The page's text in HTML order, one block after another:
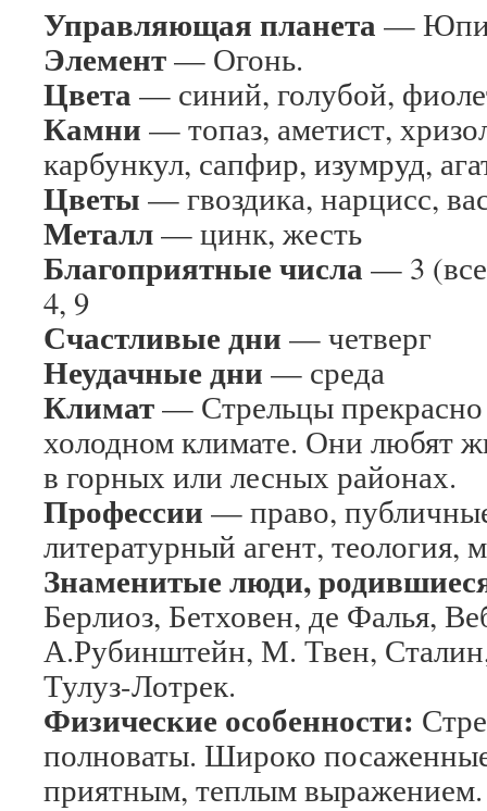
Управляющая планета —
Элемент— Огонь.
Цвета — синий, голубой,
Камни — топаз, аметист,
карбункул, сапфир, изумруд,
Цветы — гвоздика, нарцисс,
Металл— цинк, жесть
Благоприятные числа — 3
4, 9
Счастливые дни — четверг
Неудачные дни — среда
Климат— Стрельцы прекрасно
холодном климате. Они любят
в горных или лесных районах.
Профессии — право,
литературный агент, теология,
Знаменитые люди,
Берлиоз, Бетховен, де Фалья,
А.Рубинштейн, М. Твен,
Тулуз-Лотрек.
Физические особенности:
полноваты. Широко посаженные
приятным, теплым выражением.